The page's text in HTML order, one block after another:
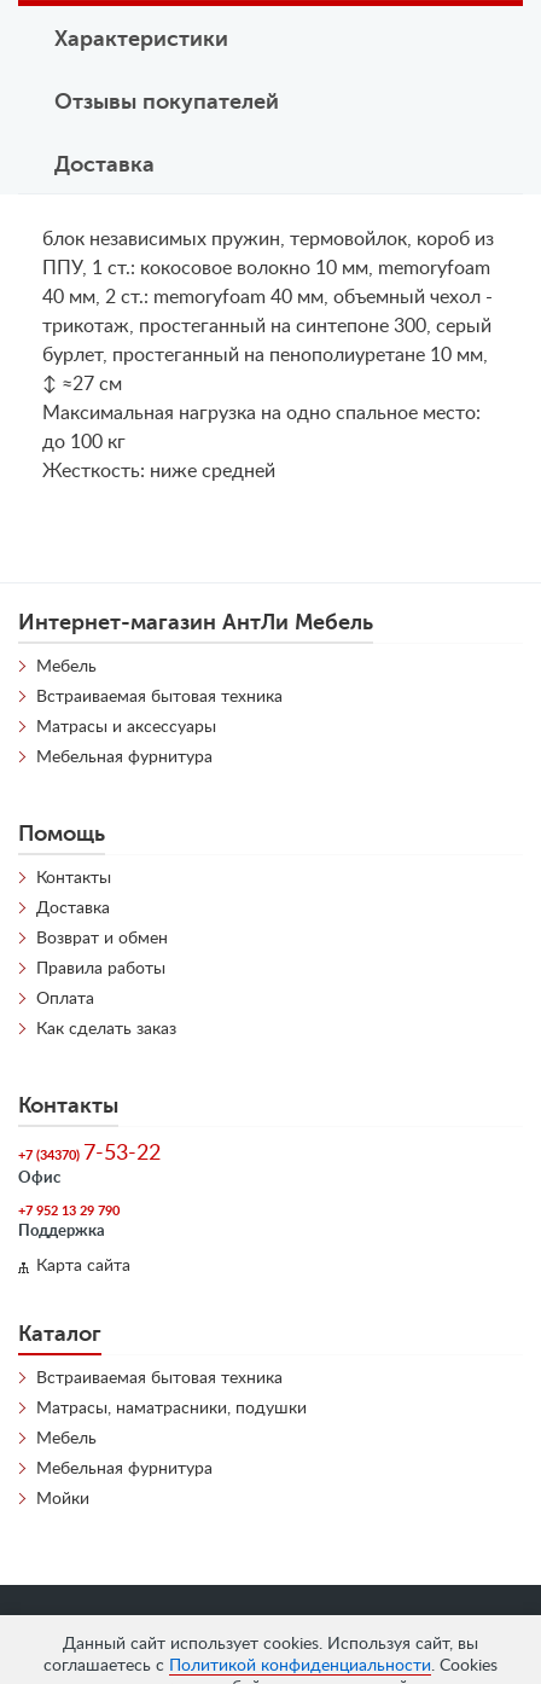
Данный сайт использует cookies. Используя сайт, вы
соглашаетесь с
Политикой конфиденциальности. Cookies
Характеристики
Отзывы покупателей
Доставка
блок независимых пружин, термовойлок, короб из
ППУ, 1 ст.: кокосовое волокно 10 мм, memoryfoam
40 мм, 2 ст.: memoryfoam 40 мм, объемный чехол -
трикотаж, простеганный на синтепоне 300, серый
бурлет, простеганный на пенополиуретане 10 мм,
↕ ≈27 см
Maксимальная нагрузка на одно спальное место:
до 100 кг
Жесткость: ниже средней
Интернет-магазин АнтЛи Мебель
Мебель
Встраиваемая бытовая техника
Матрасы и аксессуары
Мебельная фурнитура
Помощь
Контакты
Доставка
Возврат и обмен
Правила работы
Оплата
Как сделать заказ
Контакты
+7 (34370) 7-53-22
Офис
+7 952 13 29 790
Поддержка
Карта сайта
Каталог
Встраиваемая бытовая техника
Матрасы, наматрасники, подушки
Мебель
Мебельная фурнитура
Мойки